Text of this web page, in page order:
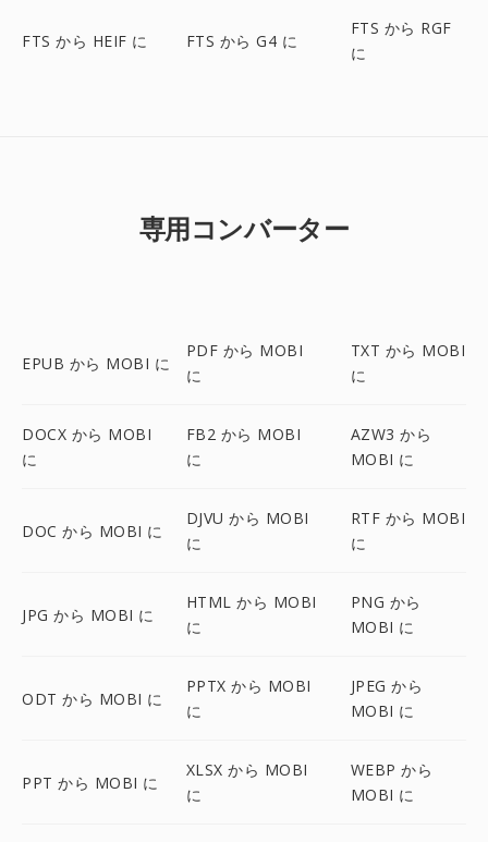
FTS から HEIF に FTS から G4 に
FTS から RGF
に
専用コンバーター
EPUB から MOBI に
PDF から MOBI
に
TXT から MOBI
に
DOCX から MOBI
に
FB2 から MOBI
に
AZW3 から
MOBI に
DOC から MOBI に
DJVU から MOBI
に
RTF から MOBI
に
JPG から MOBI に
HTML から MOBI
に
PNG から
MOBI に
ODT から MOBI に
PPTX から MOBI
に
JPEG から
MOBI に
PPT から MOBI に
XLSX から MOBI
に
WEBP から
MOBI に